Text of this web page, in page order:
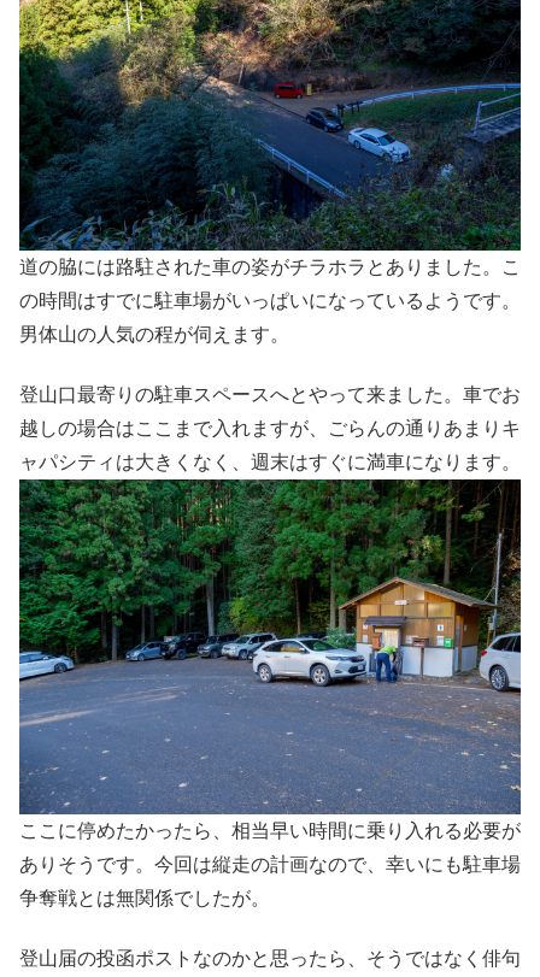
道の脇には路駐された車の姿がチラホラとありました。こ
の時間はすでに駐車場がいっぱいになっているようです。
男体山の人気の程が伺えます。
登山口最寄りの駐車スペースへとやって来ました。車でお
越しの場合はここまで入れますが、ごらんの通りあまりキ
ャパシティは大きくなく、週末はすぐに満車になります。
ここに停めたかったら、相当早い時間に乗り入れる必要が
ありそうです。今回は縦走の計画なので、幸いにも駐車場
争奪戦とは無関係でしたが。
登山届の投函ポストなのかと思ったら、そうではなく俳句